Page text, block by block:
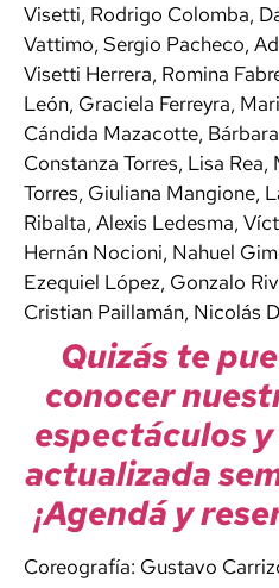
Visetti, Rodrigo Colomba,
Vattimo, Sergio Pacheco,
Visetti Herrera, Romina
León, Graciela Ferreyra,
Cándida Mazacotte,
Constanza Torres, Lisa
Torres, Giuliana Mangione,
Ribalta, Alexis Ledesma,
Hernán Nocioni, Nahuel
Ezequiel López, Gonzalo
Cristian Paillamán, Nicolás
Quizás te
conocer
espectáculos
actualizada
¡Agendá y
Coreografía: Gustavo